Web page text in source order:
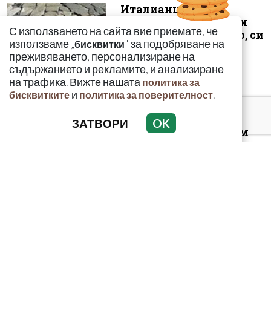
Италианците,
нападнати от локали
неонацисти в Банско, си
пазарували др...
Къде е Иван? 21-
годишен тръгнал сам
С използването на сайта вие приемате, че
използваме „бисквитки" за подобряване на
преживяването, персонализиране на
съдържанието и рекламите, и анализиране
на трафика. Вижте нашата политика за
бисквитките и политика за поверителност.
ЗАТВОРИ OK